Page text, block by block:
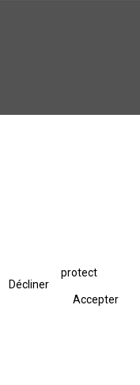
Décliner
protect
Accepter